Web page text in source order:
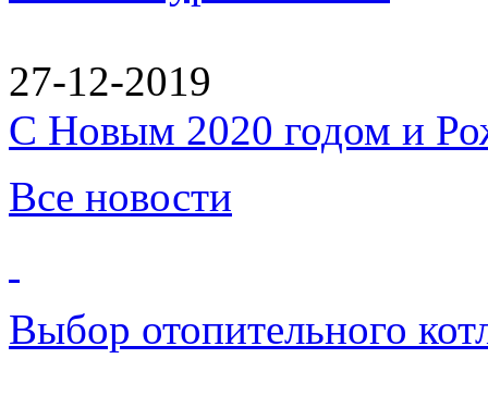
27-12-2019
C Новым 2020 годом и
Все новости
Выбор отопительного